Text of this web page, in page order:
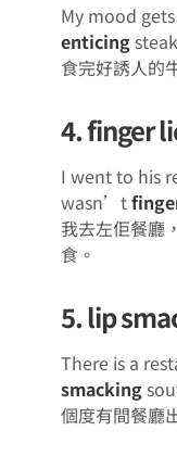
My mood
enticing
食完好誘人的
4. finger
I went to his
wasn’t
我去左佢餐廳
食。
5. lip
There is a
smacking
個度有間餐廳